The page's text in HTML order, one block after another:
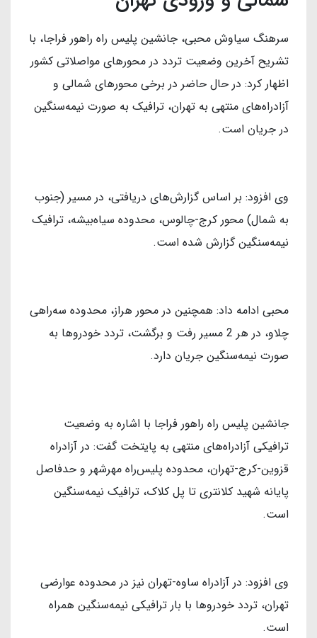
سرهنگ سیاوش محبی، جانشین پلیس راه راهور فراجا، با
تشریح آخرین وضعیت تردد در محورهای مواصلاتی کشور
اظهار کرد: در حال حاضر در برخی محورهای شمالی و
آزادراه‌های منتهی به تهران، ترافیک به صورت نیمه‌سنگین
در جریان است.
وی افزود: بر اساس گزارش‌های دریافتی، در مسیر (جنوب
به شمال) محور کرج-چالوس، محدوده سیاه‌بیشه، ترافیک
نیمه‌سنگین گزارش شده است.
محبی ادامه داد: همچنین در محور هراز، محدوده سه‌راهی
چلاو، در هر 2 مسیر رفت و برگشت، تردد خودروها به
صورت نیمه‌سنگین جریان دارد.
جانشین پلیس راه راهور فراجا با اشاره به وضعیت
ترافیکی آزادراه‌های منتهی به پایتخت گفت: در آزادراه
قزوین-کرج-تهران، محدوده پلیس‌راه مهرشهر و حدفاصل
پایانه شهید کلانتری تا پل کلاک، ترافیک نیمه‌سنگین
است.
وی افزود: در آزادراه ساوه-تهران نیز در محدوده عوارضی
تهران، تردد خودروها با بار ترافیکی نیمه‌سنگین همراه
است.